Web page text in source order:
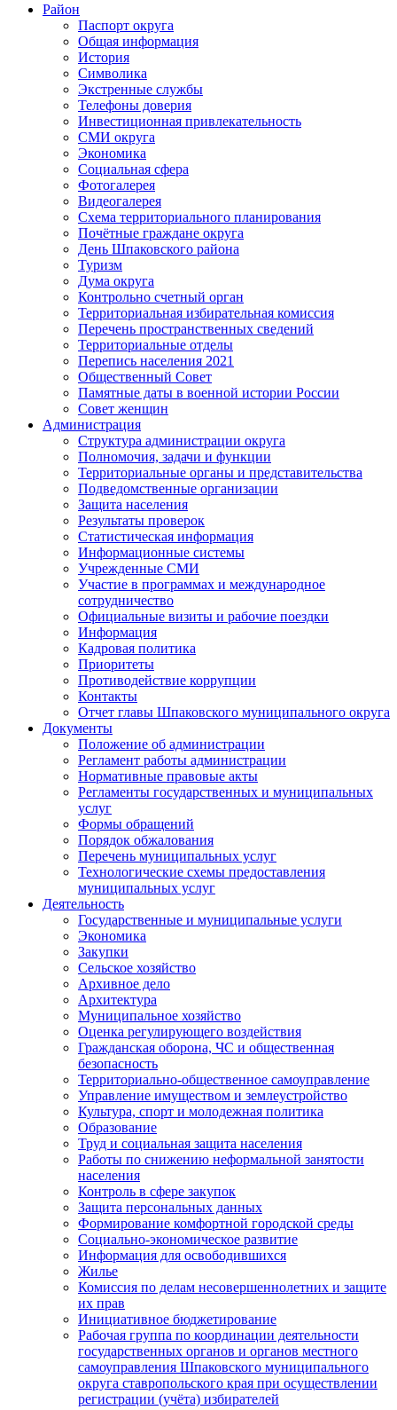
Район
Паспорт округа
Общая информация
История
Символика
Экстренные службы
Телефоны доверия
Инвестиционная привлекательность
СМИ округа
Экономика
Социальная сфера
Фотогалерея
Видеогалерея
Схема территориального планирования
Почётные граждане округа
День Шпаковского района
Туризм
Дума округа
Контрольно счетный орган
Территориальная избирательная комиссия
Перечень пространственных сведений
Территориальные отделы
Перепись населения 2021
Общественный Совет
Памятные даты в военной истории России
Совет женщин
Администрация
Структура администрации округа
Полномочия, задачи и функции
Территориальные органы и представительства
Подведомственные организации
Защита населения
Результаты проверок
Статистическая информация
Информационные системы
Учрежденные СМИ
Участие в программах и международное
сотрудничество
Официальные визиты и рабочие поездки
Информация
Кадровая политика
Приоритеты
Противодействие коррупции
Контакты
Отчет главы Шпаковского муниципального округа
Документы
Положение об администрации
Регламент работы администрации
Нормативные правовые акты
Регламенты государственных и муниципальных
услуг
Формы обращений
Порядок обжалования
Перечень муниципальных услуг
Технологические схемы предоставления
муниципальных услуг
Деятельность
Государственные и муниципальные услуги
Экономика
Закупки
Сельское хозяйство
Архивное дело
Архитектура
Муниципальное хозяйство
Оценка регулирующего воздействия
Гражданская оборона, ЧС и общественная
безопасность
Территориально-общественное самоуправление
Управление имуществом и землеустройство
Культура, спорт и молодежная политика
Образование
Труд и социальная защита населения
Работы по снижению неформальной занятости
населения
Контроль в сфере закупок
Защита персональных данных
Формирование комфортной городской среды
Социально-экономическое развитие
Информация для освободившихся
Жилье
Комиссия по делам несовершеннолетних и защите
их прав
Инициативное бюджетирование
Рабочая группа по координации деятельности
государственных органов и органов местного
самоуправления Шпаковского муниципального
округа ставропольского края при осуществлении
регистрации (учёта) избирателей